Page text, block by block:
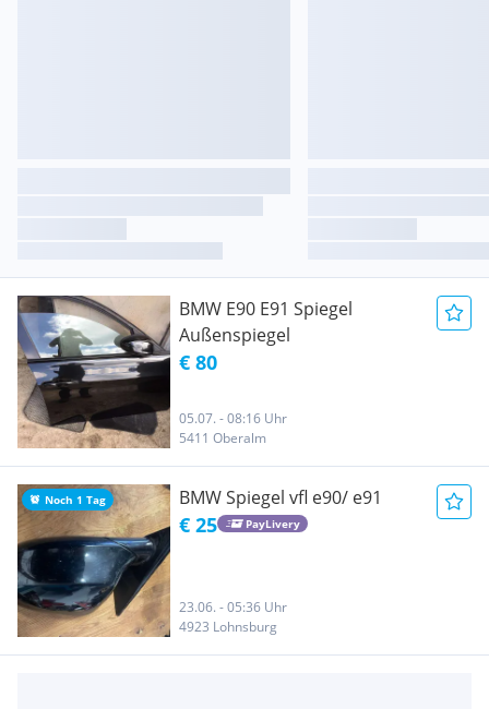
BMW E90 E91 Spiegel
Außenspiegel
€ 80
05.07. - 08:16 Uhr
5411 Oberalm
Noch 1 Tag BMW Spiegel vfl e90/ e91
€ 25 PayLivery
23.06. - 05:36 Uhr
4923 Lohnsburg